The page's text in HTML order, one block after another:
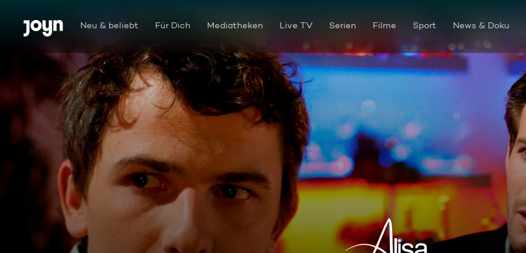
Zum Inhalt springen
Barrierefrei Neu & beliebt Für Dich Mediatheken Live TV Serien Filme Sport News & Doku
Folge 074